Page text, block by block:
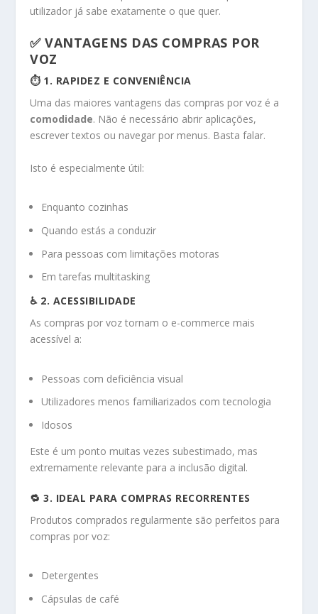
utilizador já sabe exatamente o que quer.
✅ VANTAGENS DAS COMPRAS POR
VOZ
⏱️ 1. RAPIDEZ E CONVENIÊNCIA
Uma das maiores vantagens das compras por voz é a
comodidade. Não é necessário abrir aplicações,
escrever textos ou navegar por menus. Basta falar.
Isto é especialmente útil:
Enquanto cozinhas
Quando estás a conduzir
Para pessoas com limitações motoras
Em tarefas multitasking
♿ 2. ACESSIBILIDADE
As compras por voz tornam o e-commerce mais
acessível a:
Pessoas com deficiência visual
Utilizadores menos familiarizados com tecnologia
Idosos
Este é um ponto muitas vezes subestimado, mas
extremamente relevante para a inclusão digital.
🔁 3. IDEAL PARA COMPRAS RECORRENTES
Produtos comprados regularmente são perfeitos para
compras por voz:
Detergentes
Cápsulas de café